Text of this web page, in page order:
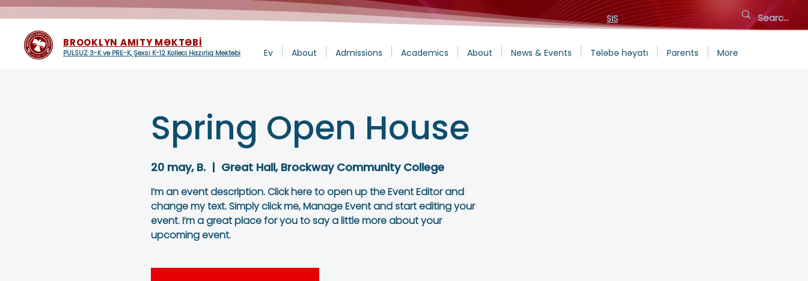
SIS
BROOKLYN AMITY MƏKTƏBİ
PULSUZ 3-K və PRE-K, Şəxsi K-12 Kolleci Hazırlıq Məktəbi Ev About Admissions Academics About News & Events Tələbə həyatı Parents More
Spring Open House
20 may, B.
  |
Great Hall, Brockway Community College
I’m an event description. Click here to open up the Event Editor and
change my text. Simply click me, Manage Event and start editing your
event. I’m a great place for you to say a little more about your
upcoming event.